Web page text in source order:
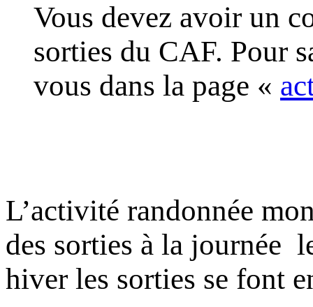
Vous devez avoir un
sorties du CAF. Pour
vous dans la page «
L’activité randonnée
des sorties à la journée
hiver les sorties se font